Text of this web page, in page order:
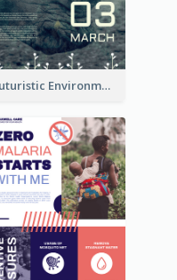
Futuristic Environmentally Friendly Messages Poster Design